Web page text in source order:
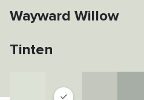
Wayward Willow
Tinten